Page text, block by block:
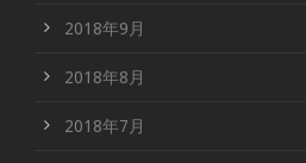
2018年9月
2018年8月
2018年7月